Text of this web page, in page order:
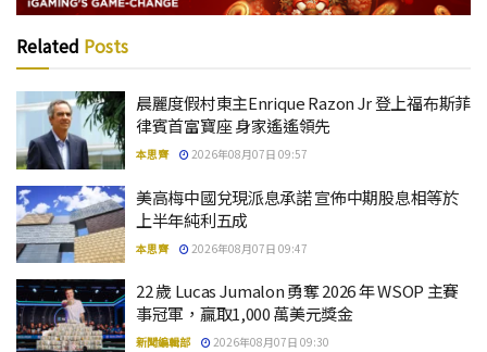
Related Posts
晨麗度假村東主Enrique Razon Jr 登上福布斯菲
律賓首富寶座 身家遙遙領先
本思齊 2026年08月07日 09:57
美高梅中國兌現派息承諾 宣佈中期股息相等於
上半年純利五成
本思齊 2026年08月07日 09:47
22 歲 Lucas Jumalon 勇奪 2026 年 WSOP 主賽
事冠軍，贏取1,000 萬美元獎金
新聞編輯部 2026年08月07日 09:30